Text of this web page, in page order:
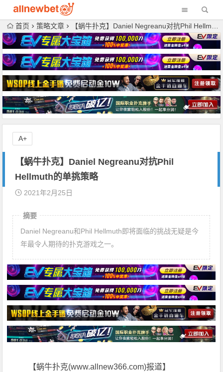
首页 策略文章 【蜗牛扑克】Daniel Negreanu对抗Phil Hellmuth的单挑策略
【蜗牛扑克】Daniel Negreanu对抗Phil
Hellmuth的单挑策略
2021年2月25日
摘要
Daniel Negreanu和Phil Hellmuth即将面临的挑战无疑是今
年最令人期待的扑克游戏之一。
【蜗牛扑克(www.allnew366.com)报道】
A+